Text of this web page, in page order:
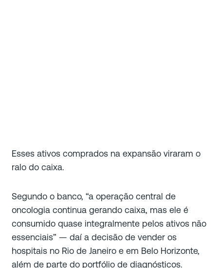
Esses ativos comprados na expansão viraram o
ralo do caixa.
Segundo o banco, “a operação central de
oncologia continua gerando caixa, mas ele é
consumido quase integralmente pelos ativos não
essenciais” — daí a decisão de vender os
hospitais no Rio de Janeiro e em Belo Horizonte,
além de parte do portfólio de diagnósticos.